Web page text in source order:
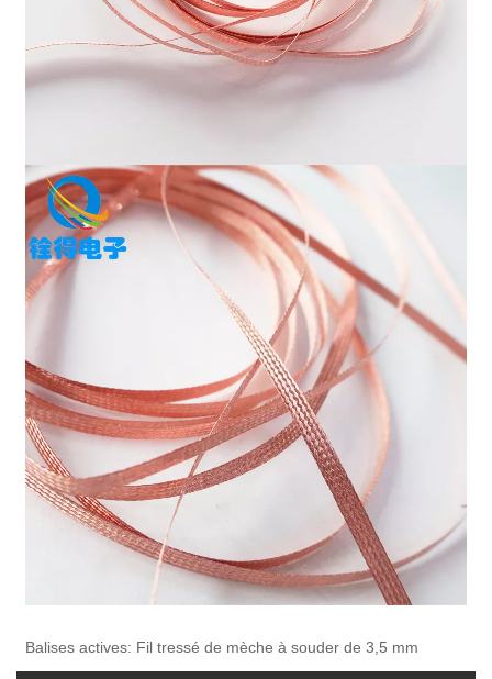
Balises actives: Fil tressé de mèche à souder de 3,5 mm